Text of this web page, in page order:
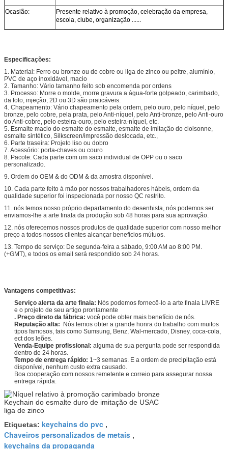
Ocasião:
Presente relativo à promoção, celebração da empresa,
escola, clube, organização ......
Especificações:
1. Material: Ferro ou bronze ou de cobre ou liga de zinco ou peltre, alumínio,
PVC de aço inoxidável, macio
2. Tamanho: Vário tamanho feito sob encomenda por ordens
3. Processo: Morre o molde, morre gravura a água-forte golpeado, carimbado,
da foto, injeção, 2D ou 3D são praticáveis.
4. Chapeamento: Vário chapeamento pela ordem, pelo ouro, pelo níquel, pelo
bronze, pelo cobre, pela prata, pelo Anti-níquel, pelo Anti-bronze, pelo Anti-ouro
do Anti-cobre, pelo esteira-ouro, pelo esteira-níquel, etc.
5. Esmalte macio do esmalte do esmalte, esmalte de imitação do cloisonne,
esmalte sintético, Silkscreen/impressão deslocada, etc.,
6. Parte traseira: Projeto liso ou dobro
7. Acessório: porta-chaves ou couro
8. Pacote: Cada parte com um saco individual de OPP ou o saco
personalizado.
9. Ordem do OEM & do ODM & da amostra disponível.
10. Cada parte feito à mão por nossos trabalhadores hábeis, ordem da
qualidade superior foi inspecionada por nosso QC restrito.
11. nós temos nosso próprio departamento do desenhista, nós podemos ser
enviamos-lhe a arte finala da produção sob 48 horas para sua aprovação.
12. nós oferecemos nossos produtos de qualidade superior com nosso melhor
preço a todos nossos clientes alcançar benefícios mútuos.
13. Tempo de serviço: De segunda-feira a sábado, 9:00 AM ao 8:00 PM.
(+GMT), e todos os email será respondido sob 24 horas.
Vantagens competitivas:
Serviço alerta da arte finala: Nós podemos fornecê-lo a arte finala LIVRE
e o projeto de seu artigo prontamente
. Preço direto da fábrica: você pode obter mais benefício de nós.
Reputação alta: Nós temos obter a grande honra do trabalho com muitos
tipos famosos, tais como Sumsung, Benz, Wal-mercado, Disney, coca-cola,
ect dos leões.
Venda-Equipe profissional: alguma de sua pergunta pode ser respondida
dentro de 24 horas.
Tempo de entrega rápido: 1~3 semanas. E a ordem de precipitação está
disponível, nenhum custo extra causado.
Boa cooperação com nossos remetente e correio para assegurar nossa
entrega rápida.
Etiquetas: keychains do pvc ,
Chaveiros personalizados de metais ,
keychains da propaganda